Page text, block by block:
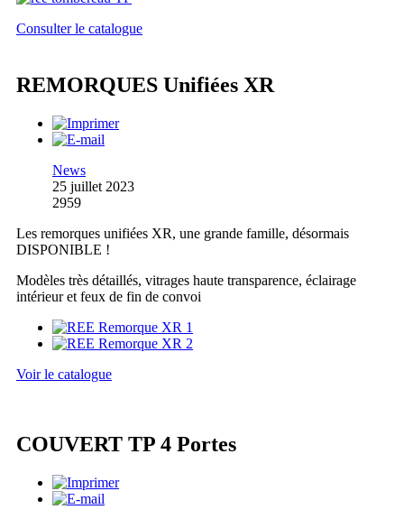
Consulter le catalogue
REMORQUES Unifiées XR
News
25 juillet 2023
2959
Les remorques unifiées XR, une grande famille, désormais
DISPONIBLE !
Modèles très détaillés, vitrages haute transparence, éclairage
intérieur et feux de fin de convoi
Voir le catalogue
COUVERT TP 4 Portes